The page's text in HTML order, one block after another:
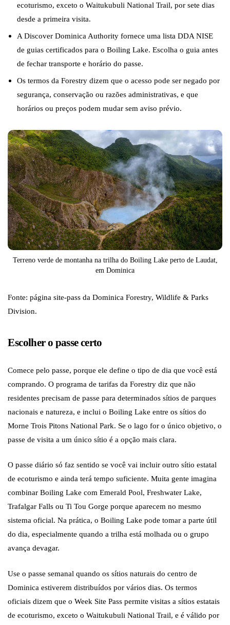
ecoturismo, exceto o Waitukubuli National Trail, por sete dias
desde a primeira visita.
A Discover Dominica Authority fornece uma lista DDA NISE
de guias certificados para o Boiling Lake. Escolha o guia antes
de fechar transporte e horário do passe.
Os termos da Forestry dizem que o acesso pode ser negado por
segurança, conservação ou razões administrativas, e que
horários ou preços podem mudar sem aviso prévio.
Terreno verde de montanha na trilha do Boiling Lake perto de Laudat,
em Dominica
Fonte: página site-pass da Dominica Forestry, Wildlife & Parks
Division.
Escolher o passe certo
Comece pelo passe, porque ele define o tipo de dia que você está
comprando. O programa de tarifas da Forestry diz que não
residentes precisam de passe para determinados sítios de parques
nacionais e natureza, e inclui o Boiling Lake entre os sítios do
Morne Trois Pitons National Park. Se o lago for o único objetivo, o
passe de visita a um único sítio é a opção mais clara.
O passe diário só faz sentido se você vai incluir outro sítio estatal
de ecoturismo e ainda terá tempo suficiente. Muita gente imagina
combinar Boiling Lake com Emerald Pool, Freshwater Lake,
Trafalgar Falls ou Ti Tou Gorge porque aparecem no mesmo
sistema oficial. Na prática, o Boiling Lake pode tomar a parte útil
do dia, especialmente quando a trilha está molhada ou o grupo
avança devagar.
Use o passe semanal quando os sítios naturais do centro de
Dominica estiverem distribuídos por vários dias. Os termos
oficiais dizem que o Week Site Pass permite visitas a sítios estatais
de ecoturismo, exceto o Waitukubuli National Trail, e é válido por